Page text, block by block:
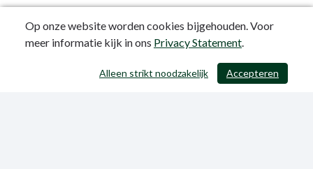
/ 31
Op onze website worden cookies bijgehouden. Voor
meer informatie kijk in ons Privacy Statement.
Accepteren
Alleen strikt noodzakelijk